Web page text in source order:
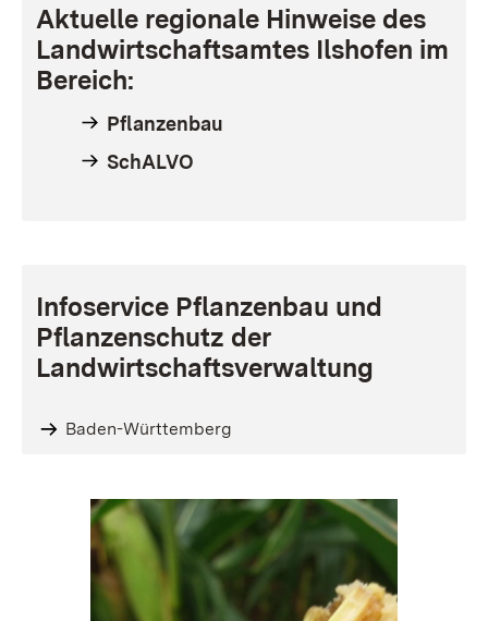
Aktuelle regionale Hinweise des
Landwirtschaftsamtes Ilshofen im
Bereich:
Pflanzenbau
SchALVO
Infoservice Pflanzenbau und
Pflanzenschutz der
Landwirtschaftsverwaltung
Baden-Württemberg